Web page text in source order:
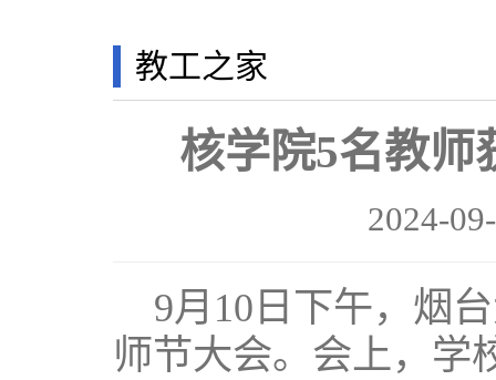
教工之家
核学院5名教师
2024-
9月10日下午，烟
师节大会。会上，学